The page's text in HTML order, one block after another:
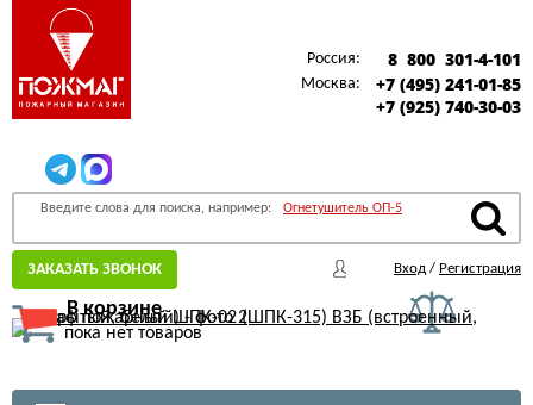
Россия: 8 800 301-4-101
Москва:
+7 (495) 241-01-85
+7 (925) 740-30-03
Введите слова для поиска, например: Огнетушитель ОП-5
ЗАКАЗАТЬ ЗВОНОК Вход / Регистрация
В корзине
пока нет товаров